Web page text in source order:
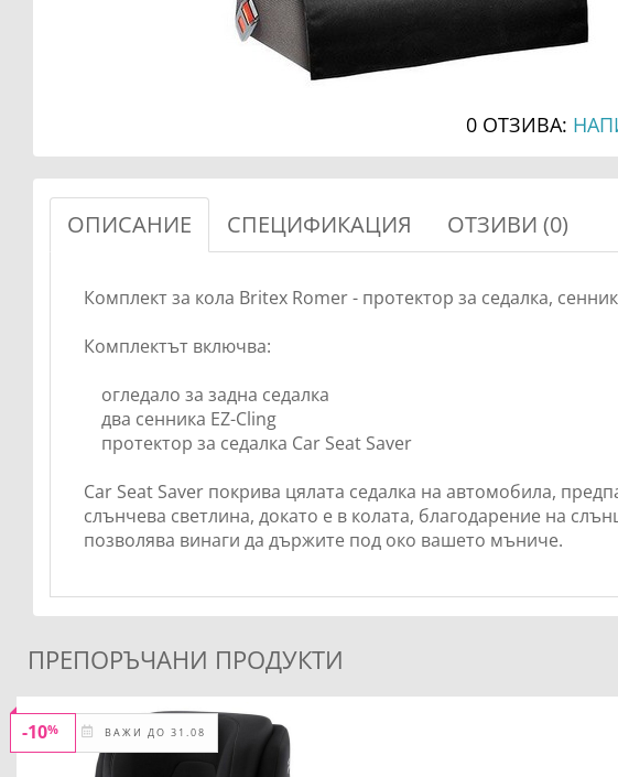
0 ОТЗИВА:
ОПИСАНИЕ СПЕЦИФИКАЦИЯ ОТЗИВИ (0)
Комплект за кола Britex Romer - протектор за седалка,
Комплектът включва:
огледало за задна седалка
два сенника EZ-Cling
протектор за седалка Car Seat Saver
Car Seat Saver покрива цялата седалка на автомобила,
слънчева светлина, докато е в колата, благодарение на
позволява винаги да държите под око вашето мъниче.
ПРЕПОРЪЧАНИ ПРОДУКТИ
ВАЖИ ДО 31.08
-10%